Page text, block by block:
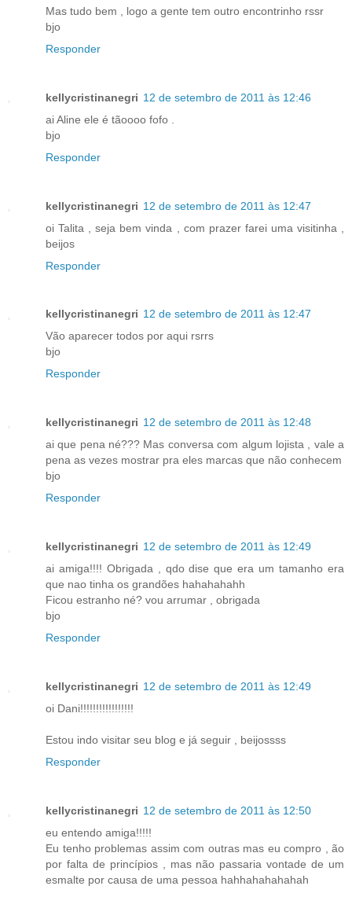
Mas tudo bem , logo a gente tem outro encontrinho rssr
bjo
Responder
kellycristinanegri 12 de setembro de 2011 às 12:46
ai Aline ele é tãoooo fofo .
bjo
Responder
kellycristinanegri 12 de setembro de 2011 às 12:47
oi Talita , seja bem vinda , com prazer farei uma visitinha ,
beijos
Responder
kellycristinanegri 12 de setembro de 2011 às 12:47
Vão aparecer todos por aqui rsrrs
bjo
Responder
kellycristinanegri 12 de setembro de 2011 às 12:48
ai que pena né??? Mas conversa com algum lojista , vale a
pena as vezes mostrar pra eles marcas que não conhecem
bjo
Responder
kellycristinanegri 12 de setembro de 2011 às 12:49
ai amiga!!!! Obrigada , qdo dise que era um tamanho era
que nao tinha os grandões hahahahahh
Ficou estranho né? vou arrumar , obrigada
bjo
Responder
kellycristinanegri 12 de setembro de 2011 às 12:49
oi Dani!!!!!!!!!!!!!!!!!
Estou indo visitar seu blog e já seguir , beijossss
Responder
kellycristinanegri 12 de setembro de 2011 às 12:50
eu entendo amiga!!!!!
Eu tenho problemas assim com outras mas eu compro , ão
por falta de princípios , mas não passaria vontade de um
esmalte por causa de uma pessoa hahhahahahahah